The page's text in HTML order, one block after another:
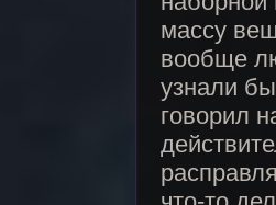
массу
вообще
узнали
говорил